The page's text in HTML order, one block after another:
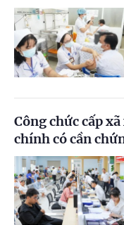
Công chức cấp
chính có cần